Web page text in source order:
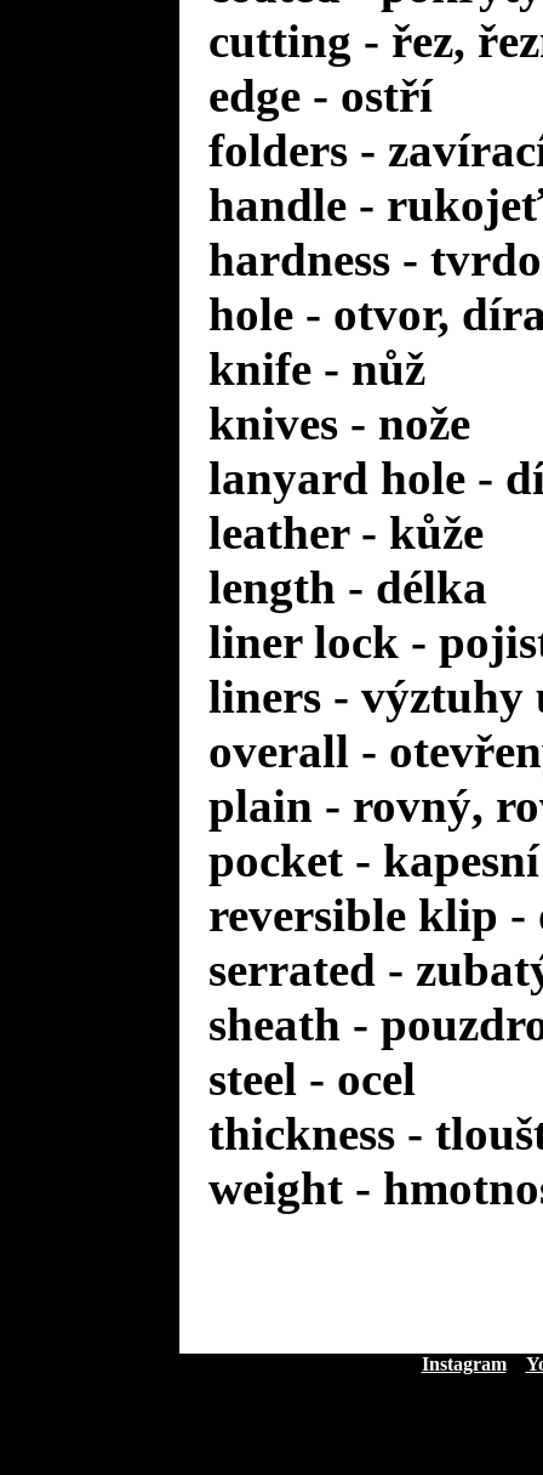
cutting - řez,
edge - ostří
folders -
handle -
hardness -
hole - otvor,
knife - nůž
knives - nože
lanyard hole -
leather - kůže
length - délka
liner lock -
liners -
overall -
plain - rovný,
pocket - kapesní
reversible klip
serrated -
sheath -
steel - ocel
thickness -
weight -
Instagram